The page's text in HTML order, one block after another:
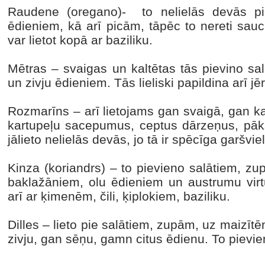
Raudene (oregano)- to nelielās devās
ēdieniem, kā arī picām, tāpēc to nereti
var lietot kopā ar baziliku.
Mētras – svaigas un kaltētas tās pievino
un zivju ēdieniem. Tās lieliski papildina arī
Rozmarīns – arī lietojams gan svaigā, gan
kartupeļu sacepumus, ceptus dārzeņus,
jālieto nelielās devās, jo tā ir spēcīga
Kinza (koriandrs) – to pievieno salātiem,
baklažāniem, olu ēdieniem un austrumu
arī ar ķimenēm, čili, ķiplokiem, baziliku.
Dilles – lieto pie salātiem, zupām, uz
zivju, gan sēņu, gamn citus ēdienu. To